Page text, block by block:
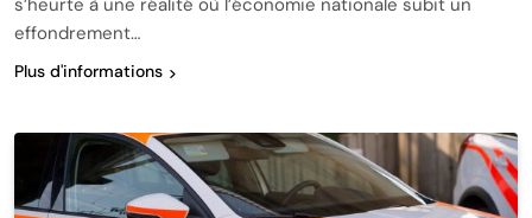
s’heurte à une réalité où l’économie nationale subit un
effondrement…
Plus d'informations